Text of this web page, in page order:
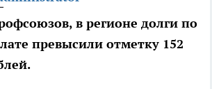
в регионе долги по
превысили отметку 152